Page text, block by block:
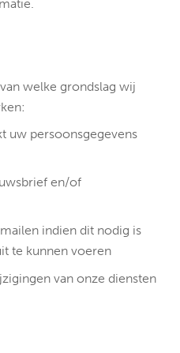
welke grondslag wij
uw persoonsgegevens
en/of
indien dit nodig is
te kunnen voeren
van onze diensten